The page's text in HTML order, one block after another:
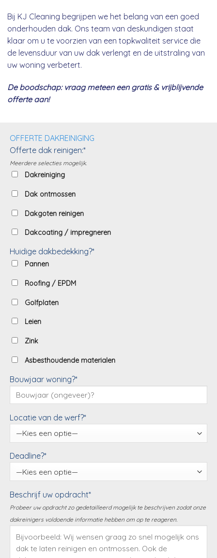
Bij KJ Cleaning begrijpen we het belang van een goed
onderhouden dak. Ons team van deskundigen staat
klaar om u te voorzien van een topkwaliteit service die
de levensduur van uw dak verlengt en de uitstraling van
uw woning verbetert.
De boodschap: vraag meteen een gratis & vrijblijvende
offerte aan!
OFFERTE DAKREINIGING
Offerte dak reinigen:*
Meerdere selecties mogelijk.
Dakreiniging
Dak ontmossen
Dakgoten reinigen
Dakcoating / impregneren
Huidige dakbedekking?*
Pannen
Roofing / EPDM
Golfplaten
Leien
Zink
Asbesthoudende materialen
Bouwjaar woning?*
Locatie van de werf?*
Deadline?*
Beschrijf uw opdracht*
Probeer uw opdracht zo gedetailleerd mogelijk te beschrijven zodat onze
dakreinigers voldoende informatie hebben om op te reageren.